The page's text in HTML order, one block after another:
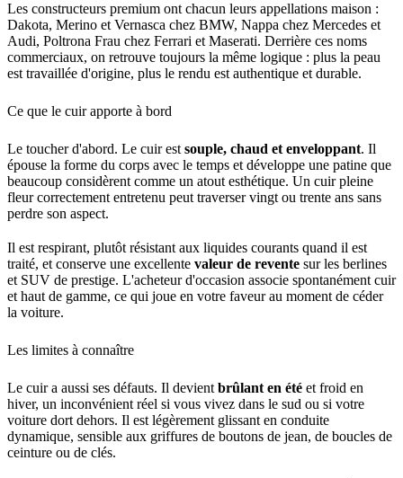
Les constructeurs premium ont chacun leurs appellations maison :
Dakota, Merino et Vernasca chez BMW, Nappa chez Mercedes et
Audi, Poltrona Frau chez Ferrari et Maserati. Derrière ces noms
commerciaux, on retrouve toujours la même logique : plus la peau
est travaillée d'origine, plus le rendu est authentique et durable.
Ce que le cuir apporte à bord
Le toucher d'abord. Le cuir est souple, chaud et enveloppant. Il
épouse la forme du corps avec le temps et développe une patine que
beaucoup considèrent comme un atout esthétique. Un cuir pleine
fleur correctement entretenu peut traverser vingt ou trente ans sans
perdre son aspect.
Il est respirant, plutôt résistant aux liquides courants quand il est
traité, et conserve une excellente valeur de revente sur les berlines
et SUV de prestige. L'acheteur d'occasion associe spontanément cuir
et haut de gamme, ce qui joue en votre faveur au moment de céder
la voiture.
Les limites à connaître
Le cuir a aussi ses défauts. Il devient brûlant en été et froid en
hiver, un inconvénient réel si vous vivez dans le sud ou si votre
voiture dort dehors. Il est légèrement glissant en conduite
dynamique, sensible aux griffures de boutons de jean, de boucles de
ceinture ou de clés.